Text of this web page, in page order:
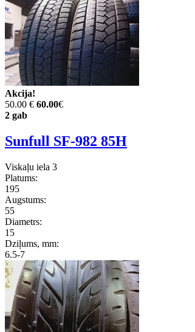
Akcija!
50.00 € 60.00€
2 gab
Sunfull SF-982 85H
Viskaļu iela 3
Platums:
195
Augstums:
55
Diametrs:
15
Dziļums, mm:
6.5-7